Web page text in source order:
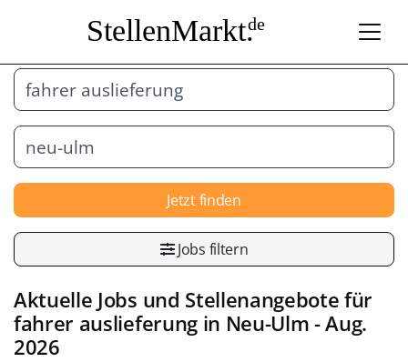
StellenMarkt.de
Jetzt finden
Jobs filtern
Aktuelle Jobs und Stellenangebote für
fahrer auslieferung in Neu-Ulm- Aug.
2026